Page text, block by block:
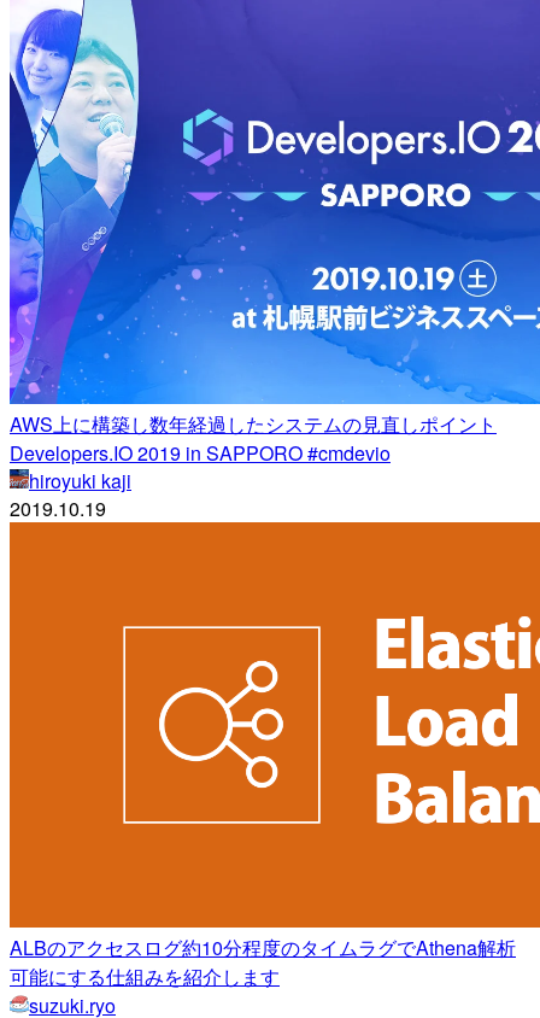
AWS上に構築し数年経過したシステムの見直しポイント
Developers.IO 2019 in SAPPORO #cmdevio
hiroyuki kaji
2019.10.19
ALBのアクセスログ約10分程度のタイムラグでAthena解析
可能にする仕組みを紹介します
suzuki.ryo